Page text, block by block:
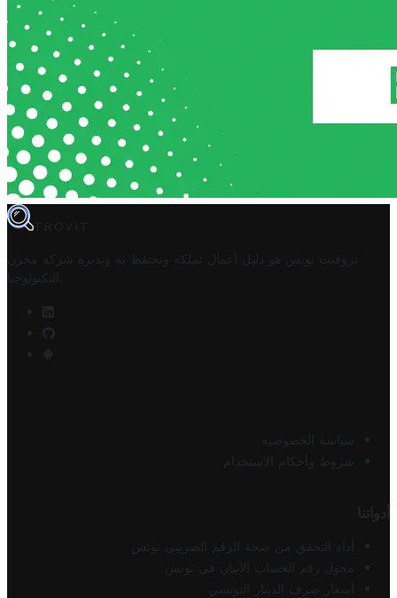
TROVIT
تروفيت تونس هو دليل أعمال تملكه وتحتفظ به وتديره
شركة مخزن
التكنولوجيا
سياسة الخصوصية
شروط وأحكام الاستخدام
أدواتنا
أداة التحقق من صحة الرقم الضريبي تونس
محول رقم الحساب الآيبان في تونس
أسعار صرف الدينار التونسي